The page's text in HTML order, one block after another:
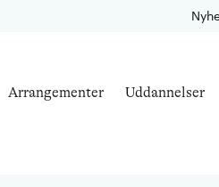
Arrangementer Uddannelser